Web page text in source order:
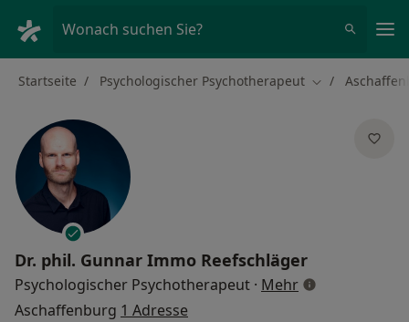
Wonach suchen Sie?
Startseite Psychologischer Psychotherapeut Stadt ändern
Dr. phil. Gunnar Immo Reefschläger
Psychologischer Psychotherapeut · Mehrüber
Aschaffenburg 1 Adresse